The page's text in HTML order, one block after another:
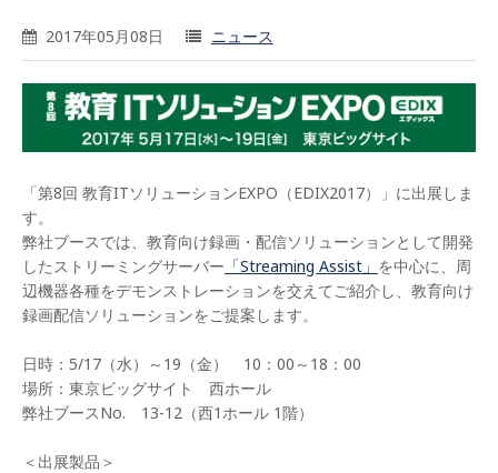
2017年05月08日 ニュース
「第8回 教育ITソリューションEXPO（EDIX2017）」に出展しま
す。
弊社ブースでは、教育向け録画・配信ソリューションとして開発
したストリーミングサーバー 「Streaming Assist」 を中心に、周
辺機器各種をデモンストレーションを交えてご紹介し、教育向け
録画配信ソリューションをご提案します。
日時：5/17（水）～19（金） 10：00～18：00
場所：東京ビッグサイト 西ホール
弊社ブースNo. 13-12（西1ホール 1階）
＜出展製品＞